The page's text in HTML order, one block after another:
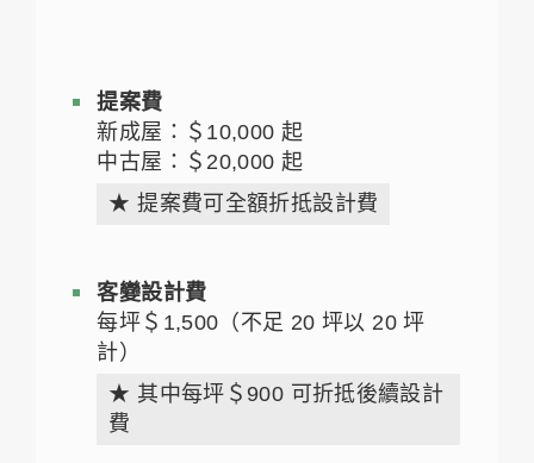
提案費
新成屋：＄10,000 起
中古屋：＄20,000 起
★ 提案費可全額折抵設計費
客變設計費
每坪＄1,500（不足 20 坪以 20 坪
計）
★ 其中每坪＄900 可折抵後續設計
費